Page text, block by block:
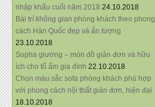
nhập khẩu cuối năm 2018 24.10.2018
Bài trí không gian phòng khách theo phong
cách Hàn Quốc đẹp và ấn tượng
23.10.2018
Sopha giường – món đồ giản đơn và hữu
ích cho tổ ấm gia đình 22.10.2018
Chọn màu sắc sofa phòng khách phù hợp
với phong cách nội thất giản đơn, hiện đại
18.10.2018